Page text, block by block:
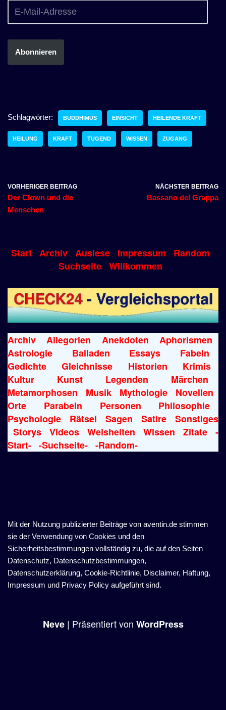
Abonnieren
Schlagwörter: BUDDHIMUS EINSICHT HEILENDE KRAFT
HEILUNG KRAFT TUGEND WISSEN ZUGANG
VORHERIGER BEITRAG
Der Clown und die
Menschen
NÄCHSTER BEITRAG
Bassano del Grappa
Start Archiv Auslese Impressum
Random
Suchseite Willkommen
Archiv Allegorien Anekdoten
Aphorismen
Astrologie
Balladen Essays
Fabeln
Gedichte
Gleichnisse Historien
Krimis
Kultur
Kunst Legenden
Märchen
Metamorphosen
Musik Mythologie
Novellen
Orte
Parabeln Personen
Philosophie
Psychologie
Rätsel Sagen Satire
Sonstiges
Storys
Videos Weisheiten Wissen Zitate
-
Start- -Suchseite- -Random-
Mit der Nutzung publizierter Beiträge von aventin.de stimmen
sie der Verwendung von Cookies und den
Sicherheitsbestimmungen vollständig zu, die auf den Seiten
Datenschutz, Datenschutzbestimmungen,
Datenschutzerklärung, Cookie-Richtlinie, Disclaimer, Haftung,
Impressum und Privacy Policy aufgeführt sind.
Neve| Präsentiert von WordPress